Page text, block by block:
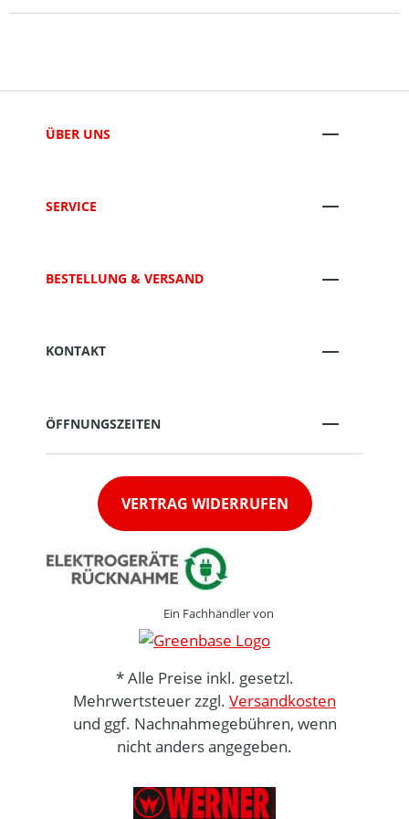
ÜBER UNS
SERVICE
BESTELLUNG & VERSAND
KONTAKT
ÖFFNUNGSZEITEN
VERTRAG WIDERRUFEN
Ein Fachhändler von
* Alle Preise inkl. gesetzl.
Mehrwertsteuer zzgl. Versandkosten
und ggf. Nachnahmegebühren, wenn
nicht anders angegeben.